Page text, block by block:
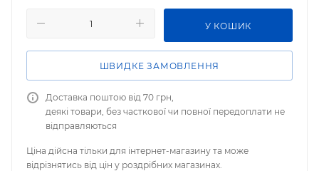
У КОШИК
ШВИДКЕ ЗАМОВЛЕННЯ
Доставка поштою від 70 грн,
деякі товари, без часткової чи повної передоплати не
відправляються
Ціна дійсна тільки для інтернет-магазину та може
відрізнятись від цін у роздрібних магазинах.